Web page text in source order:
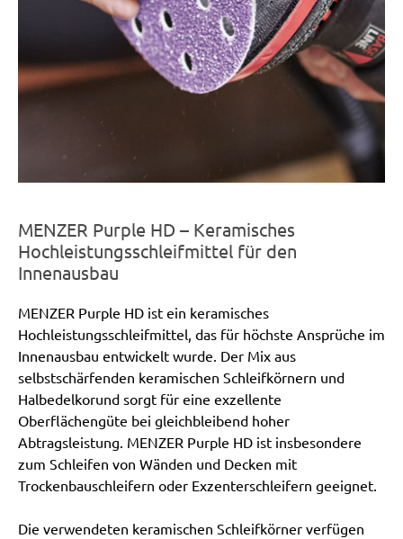
MENZER Purple HD – Keramisches
Hochleistungsschleifmittel für den
Innenausbau
MENZER Purple HD ist ein keramisches
Hochleistungsschleifmittel, das für höchste Ansprüche im
Innenausbau entwickelt wurde. Der Mix aus
selbstschärfenden keramischen Schleifkörnern und
Halbedelkorund sorgt für eine exzellente
Oberflächengüte bei gleichbleibend hoher
Abtragsleistung. MENZER Purple HD ist insbesondere
zum Schleifen von Wänden und Decken mit
Trockenbauschleifern oder Exzenterschleifern geeignet.
Die verwendeten keramischen Schleifkörner verfügen